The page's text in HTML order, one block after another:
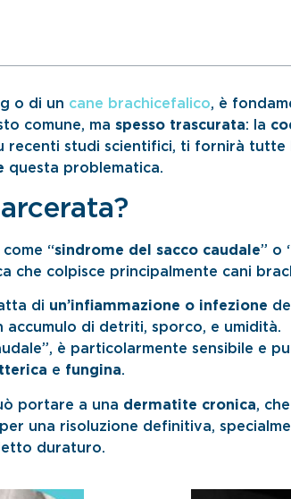
o di un cane brachicefalico, è
comune, ma spesso trascurata: la
recenti studi scientifici, ti fornirà tutte
questa problematica.
“sindrome del sacco caudale” o
che colpisce principalmente cani
di un’infiammazione o infezione
accumulo di detriti, sporco, e umidità.
è particolarmente sensibile e
e fungina.
portare a una dermatite cronica,
una risoluzione definitiva,
duraturo.